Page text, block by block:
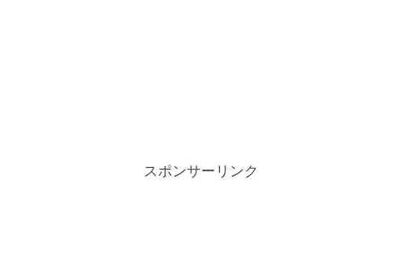
スポンサーリンク